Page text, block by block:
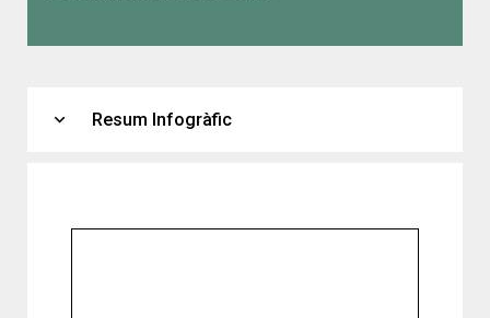
expand_more Resum Infogràfic